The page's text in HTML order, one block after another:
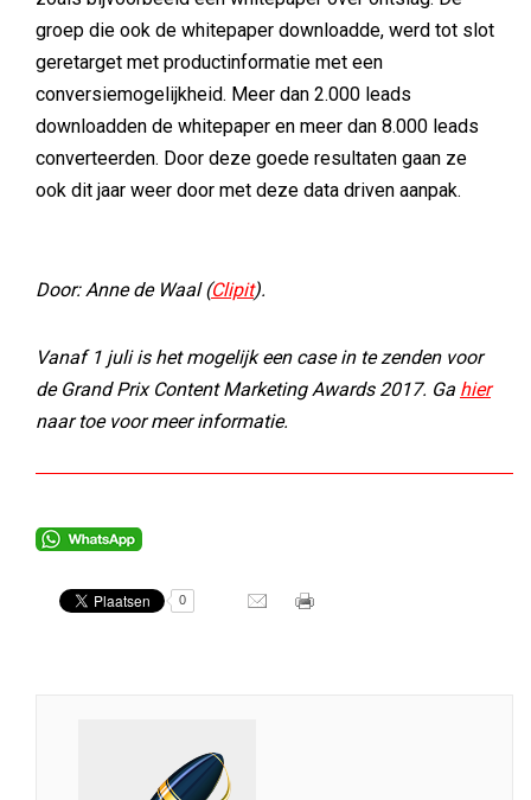
groep die ook de whitepaper downloadde, werd tot slot
geretarget met productinformatie met een
conversiemogelijkheid. Meer dan 2.000 leads
downloadden de whitepaper en meer dan 8.000 leads
converteerden. Door deze goede resultaten gaan ze
ook dit jaar weer door met deze data driven aanpak.
Door: Anne de Waal (Clipit).
Vanaf 1 juli is het mogelijk een case in te zenden voor
de Grand Prix Content Marketing Awards 2017. Ga hier
naar toe voor meer informatie.
0